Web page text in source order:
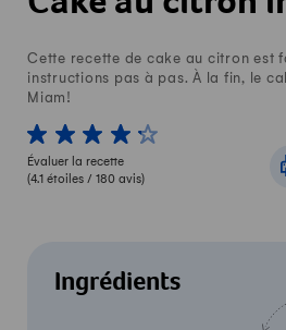
Cette recette de cake au citron est
instructions pas à pas. À la fin, le
Miam!
1 von 5 étoiles
2 von 5 étoiles
3 von 5 étoiles
4 von 5 étoiles
5 von 5 étoiles
Évaluer la recette
(4.1 étoiles / 180 avis)
Ingrédients